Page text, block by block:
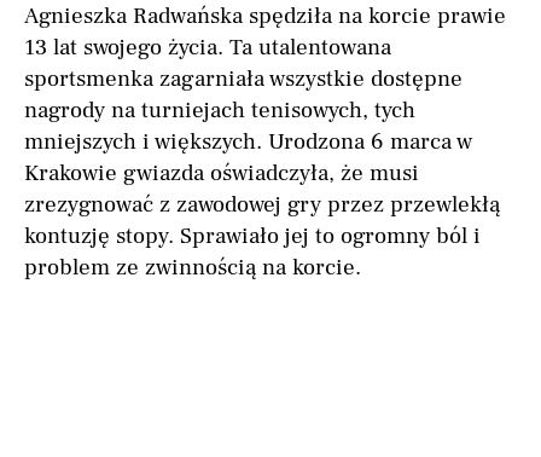
Agnieszka Radwańska spędziła na korcie prawie
13 lat swojego życia. Ta utalentowana
sportsmenka zagarniała wszystkie dostępne
nagrody na turniejach tenisowych, tych
mniejszych i większych. Urodzona 6 marca w
Krakowie gwiazda oświadczyła, że musi
zrezygnować z zawodowej gry przez przewlekłą
kontuzję stopy. Sprawiało jej to ogromny ból i
problem ze zwinnością na korcie.